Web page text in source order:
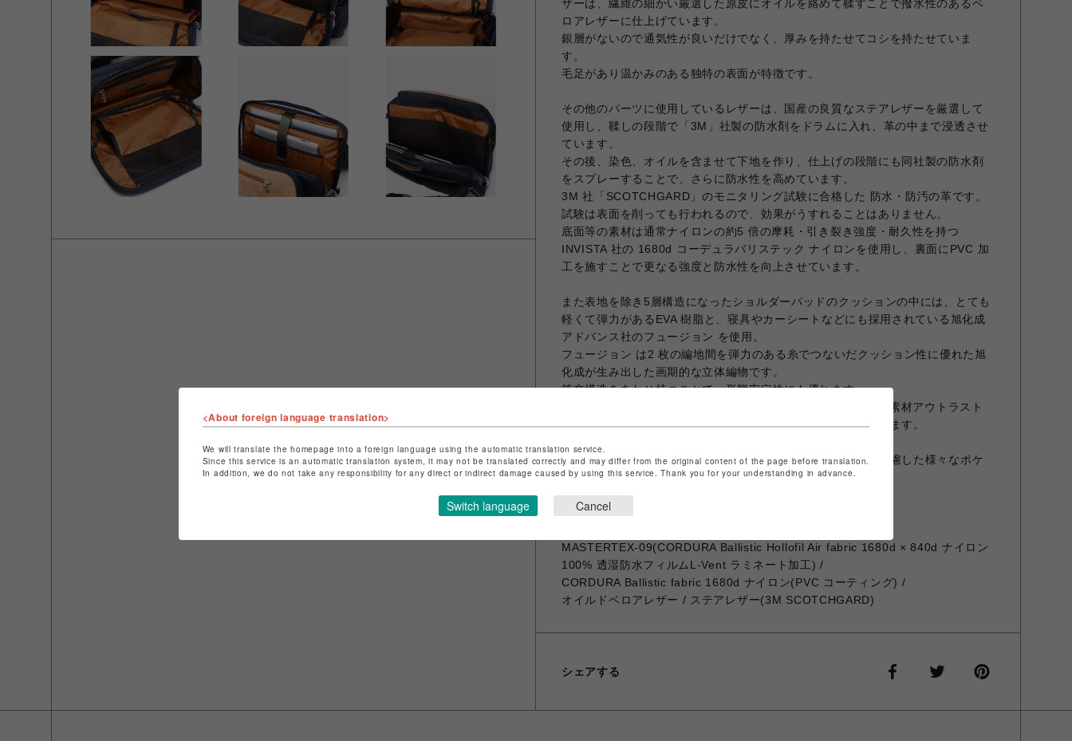
ザーは、繊維の細かい厳選した原皮にオイルを絡めて鞣すことで撥水性のあるベ
ロアレザーに仕上げています。
銀層がないので通気性が良いだけでなく、厚みを持たせてコシを持たせていま
す。
毛足があり温かみのある独特の表面が特徴です。
その他のパーツに使用しているレザーは、国産の良質なステアレザーを厳選して
使用し、鞣しの段階で「3M」社製の防水剤をドラムに入れ、革の中まで浸透させ
ています。
その後、染色、オイルを含ませて下地を作り、仕上げの段階にも同社製の防水剤
をスプレーすることで、さらに防水性を高めています。
3M 社「SCOTCHGARD」のモニタリング試験に合格した 防水・防汚の革です。
試験は表面を削っても行われるので、効果がうすれることはありません。
底面等の素材は通常ナイロンの約5 倍の摩耗・引き裂き強度・耐久性を持つ
INVISTA 社の 1680d コーデュラバリステック ナイロンを使用し、裏面にPVC 加
工を施すことで更なる強度と防水性を向上させています。
また表地を除き5層構造になったショルダーパッドのクッションの中には、とても
軽くて弾力があるEVA 樹脂と、寝具やカーシートなどにも採用されている旭化成
アドバンス社のフュージョン を使用。
フュージョン は2 枚の編地間を弾力のある糸でつないだクッション性に優れた旭
化成が生み出した画期的な立体編物です。
筋交構造をあわせ持つことで、形態安定性にも優れます。
また身体に一番近い部分にNASA のために開発された温度調節素材アウトラスト
と、編み目の細かい柔いダブルラッセルメッシュを使用しています。
収納面においても内外装に大小、オンオフ問わず使い勝手を考慮した様々なポケ
ットがついています。
Material
MASTERTEX-09(CORDURA Ballistic Hollofil Air fabric 1680d × 840d ナイロン
100% 透湿防水フィルムL-Vent ラミネート加工) /
CORDURA Ballistic fabric 1680d ナイロン(PVC コーティング) /
オイルドベロアレザー / ステアレザー(3M SCOTCHGARD)
シェアする
<About foreign language translation>
We will translate the homepage into a foreign language using the automatic translation service.
Since this service is an automatic translation system, it may not be translated correctly and may differ from the original content of the page before translation.
In addition, we do not take any responsibility for any direct or indirect damage caused by using this service. Thank you for your understanding in advance.
Switch language Cancel